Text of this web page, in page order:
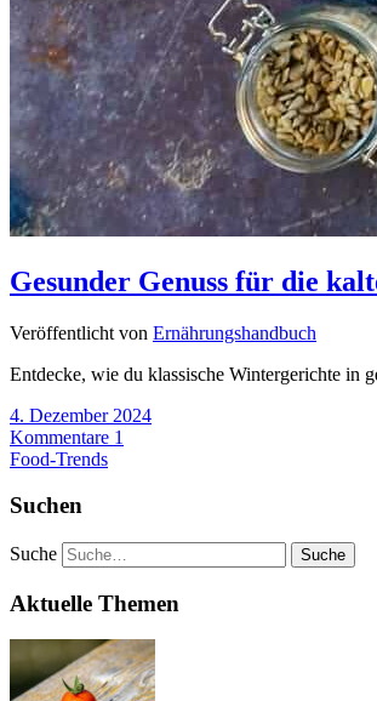
Gesunder Genuss für die
Veröffentlicht von Ernährungshandbuch
Entdecke, wie du klassische Wintergerichte in
4. Dezember 2024
Kommentare 1
Food-Trends
Suchen
Suche
Aktuelle Themen